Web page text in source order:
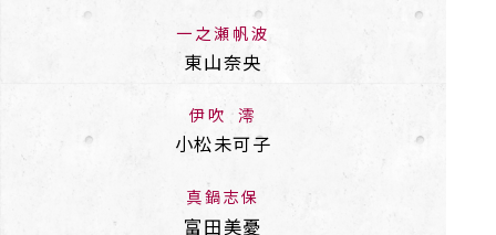
一之瀬帆波
東山奈央
伊吹 澪
小松未可子
真鍋志保
富田美憂